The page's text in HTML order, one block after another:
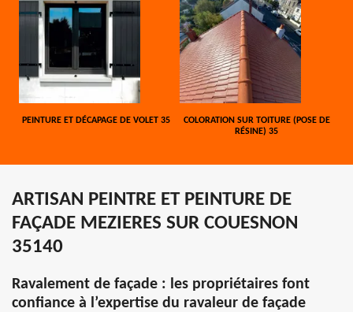
PEINTURE ET DÉCAPAGE DE VOLET 35
COLORATION SUR TOITURE (POSE DE
RÉSINE) 35
ARTISAN PEINTRE ET PEINTURE DE
FAÇADE MEZIERES SUR COUESNON
35140
Ravalement de façade : les propriétaires font
confiance à l’expertise du ravaleur de façade